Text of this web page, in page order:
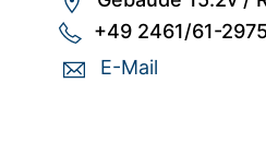
+49 2461/61-2975
E-Mail